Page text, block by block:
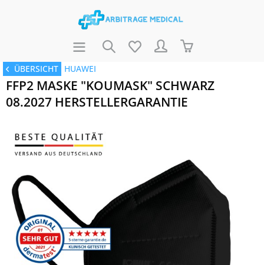
ÜBERSICHT HUAWEI
FFP2 MASKE "KOUMASK" SCHWARZ
08.2027 HERSTELLERGARANTIE